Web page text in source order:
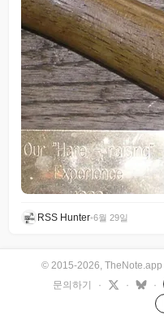
RSS Hunter•6월 29일
© 2015-2026, TheNote.app
문의하기
· · ·